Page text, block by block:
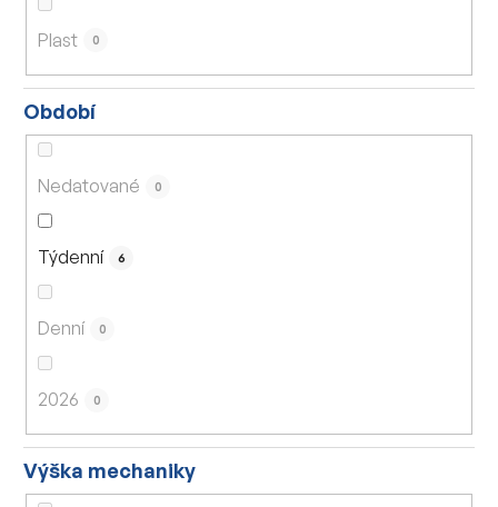
Plast 0
Období
Nedatované 0
Týdenní 6
Denní 0
2026 0
Výška mechaniky